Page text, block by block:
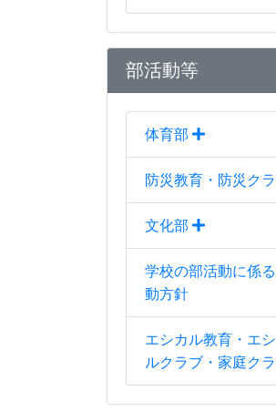
部活動等
体育部
防災教育・防災ク
文化部
学校の部活動に係
動方針
エシカル教育・エ
ルクラブ・家庭ク